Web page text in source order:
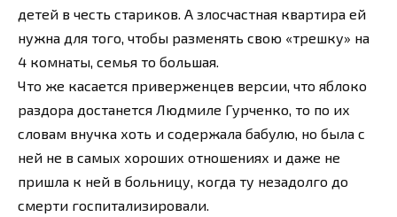
детей в честь стариков. А злосчастная квартира ей
нужна для того, чтобы разменять свою «трешку» на
4 комнаты, семья то большая.
Что же касается приверженцев версии, что яблоко
раздора достанется Людмиле Гурченко, то по их
словам внучка хоть и содержала бабулю, но была с
ней не в самых хороших отношениях и даже не
пришла к ней в больницу, когда ту незадолго до
смерти госпитализировали.